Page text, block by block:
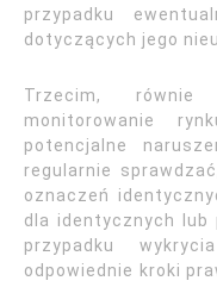
przypadku
dotyczących jego
Trzecim,
monitorowanie
potencjalne
regularnie
oznaczeń
dla identycznych lub
przypadku
odpowiednie kroki